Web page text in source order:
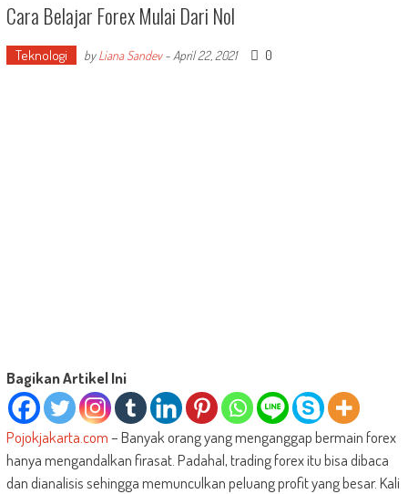
Cara Belajar Forex Mulai Dari Nol
Teknologi byLiana Sandev-April 22, 2021 0
Bagikan Artikel Ini
Pojokjakarta.com– Banyak orang yang menganggap bermain forex
hanya mengandalkan firasat. Padahal, trading forex itu bisa dibaca
dan dianalisis sehingga memunculkan peluang profit yang besar. Kali